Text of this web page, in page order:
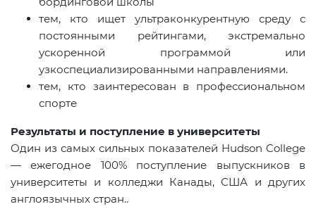
тем, кто ищет ультраконкурентную среду с
постоянными рейтингами, экстремально
ускоренной программой или
узкоспециализированными направлениями.
тем, кто заинтересован в профессиональном
спорте
Результаты и поступление в университеты
Один из самых сильных показателей Hudson College
— ежегодное 100% поступление выпускников в
университеты и колледжи Канады, США и других
англоязычных стран..